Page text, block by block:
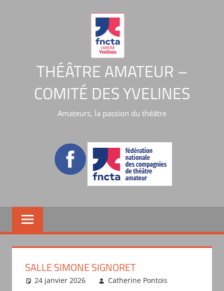
THÉÂTRE AMATEUR –
COMITÉ DES YVELINES
Amateurs, la passion du théâtre
SALLE SIMONE SIGNORET
24 janvier 2026 Catherine Pontois